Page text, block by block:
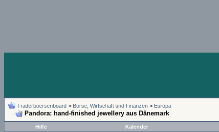
Traderboersenboard > Börse, Wirtschaft und Finanzen > Europa
Pandora: hand-finished jewellery aus Dänemark
Hilfe Kalender